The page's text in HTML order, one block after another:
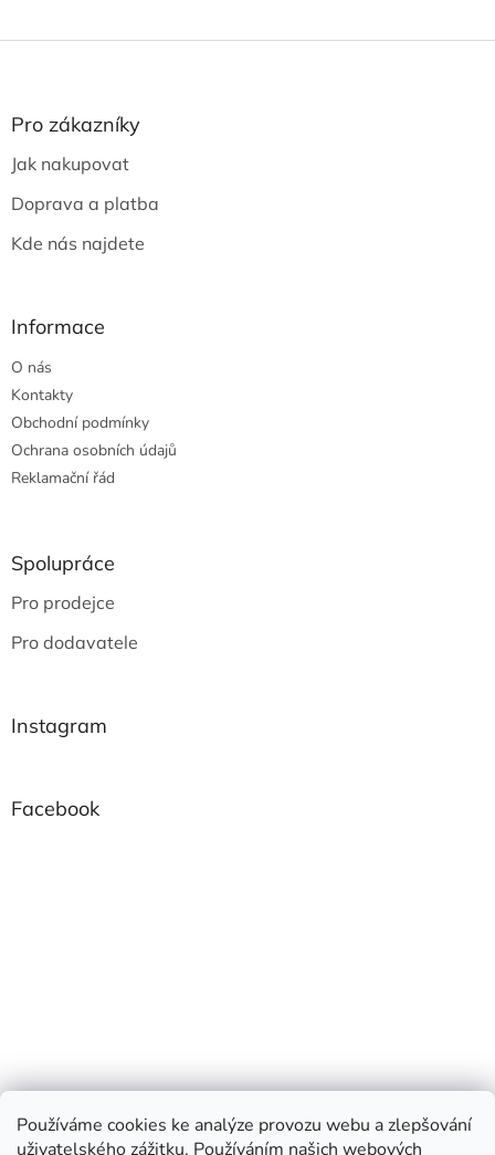
Používáme cookies ke analýze provozu webu a zlepšování
uživatelského zážitku. Používáním našich webových
Z
Pro zákazníky
Jak nakupovat
Doprava a platba
Kde nás najdete
Informace
O nás
Kontakty
Obchodní podmínky
Ochrana osobních údajů
Reklamační řád
Spolupráce
Pro prodejce
Pro dodavatele
Instagram
Facebook